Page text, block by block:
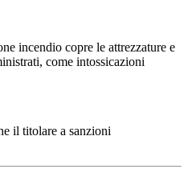
incendio copre le attrezzature e
come intossicazioni
il titolare a sanzioni